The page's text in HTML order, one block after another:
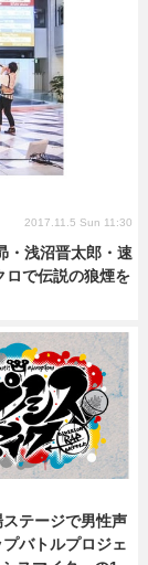
・浅沼晋太郎・速
ロで伝説の狼煙を
2017.11.5 Sun 11:30
テージで男性声
バトルプロジェ